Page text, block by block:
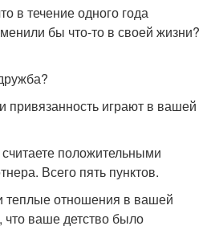
в течение одного года
бы что-то в своей жизни?
привязанность играют в вашей
положительными
Всего пять пунктов.
теплые отношения в вашей
ваше детство было